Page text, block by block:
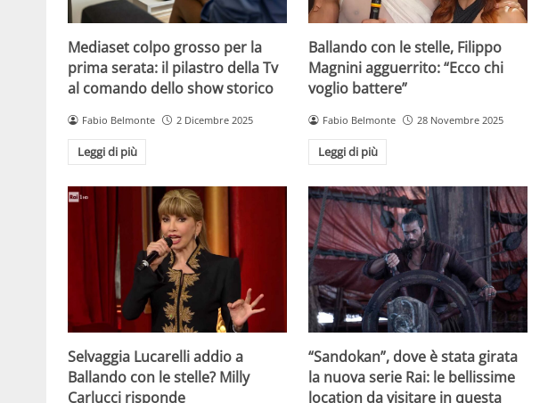
Mediaset colpo grosso per la
prima serata: il pilastro della Tv
al comando dello show storico
Fabio Belmonte 2 Dicembre 2025
Leggi di più
Ballando con le stelle, Filippo
Magnini agguerrito: “Ecco chi
voglio battere”
Fabio Belmonte 28 Novembre 2025
Leggi di più
Selvaggia Lucarelli addio a
Ballando con le stelle? Milly
Carlucci risponde
“Sandokan”, dove è stata girata
la nuova serie Rai: le bellissime
location da visitare in questa